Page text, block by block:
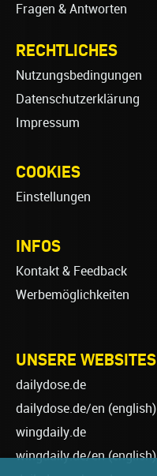
Fragen & Antworten
RECHTLICHES
Nutzungsbedingungen
Datenschutzerklärung
Impressum
COOKIES
Einstellungen
INFOS
Kontakt & Feedback
Werbemöglichkeiten
UNSERE WEBSITES
dailydose.de
dailydose.de/en (english)
wingdaily.de
wingdaily.de/en(english)